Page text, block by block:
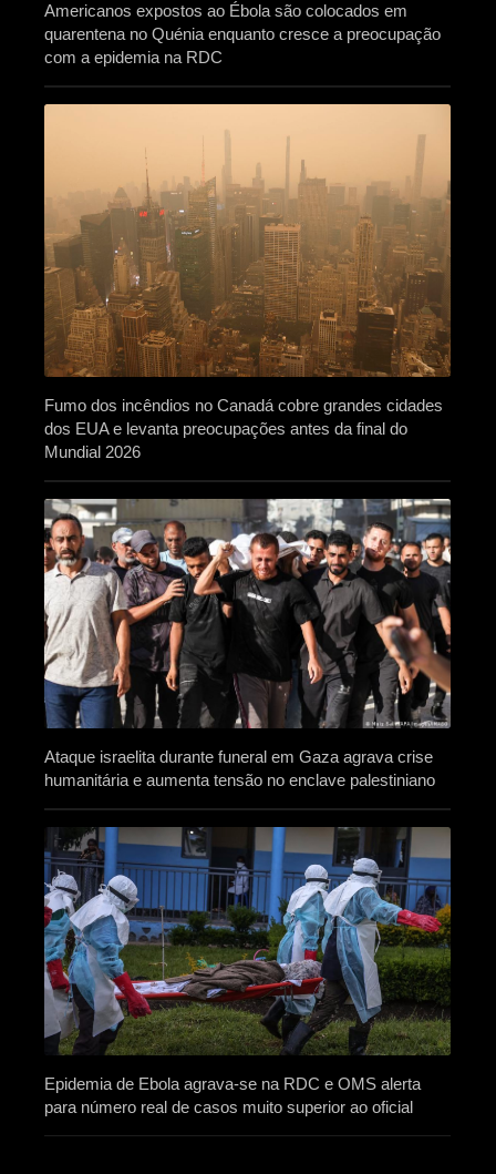
Americanos expostos ao Ébola são colocados em
quarentena no Quénia enquanto cresce a preocupação
com a epidemia na RDC
Fumo dos incêndios no Canadá cobre grandes cidades
dos EUA e levanta preocupações antes da final do
Mundial 2026
Ataque israelita durante funeral em Gaza agrava crise
humanitária e aumenta tensão no enclave palestiniano
Epidemia de Ebola agrava-se na RDC e OMS alerta
para número real de casos muito superior ao oficial